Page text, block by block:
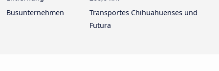
Busunternehmen
Transportes Chihuahuenses und
Futura